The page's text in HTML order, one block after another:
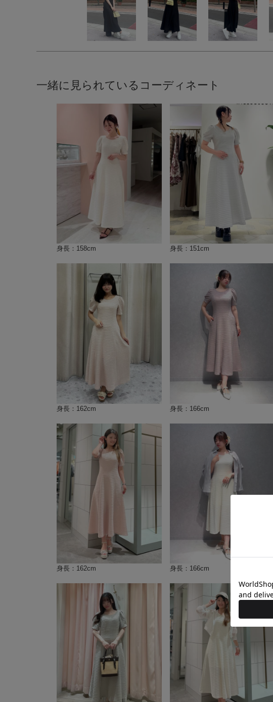
一緒に見られているコーディネート
身長：158cm 身長：151cm
身長：162cm 身長：166cm
身長：162cm 身長：166cm